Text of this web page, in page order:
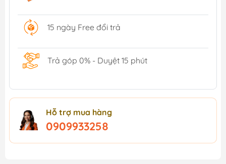
15 ngày Free đổi trả
Trả góp 0% - Duyệt 15 phút
Hỗ trợ mua hàng
0909933258